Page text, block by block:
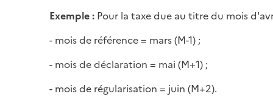
Exemple :Pour la taxe due au titre du mois
- mois de référence = mars (M-1) ;
- mois de déclaration = mai (M+1) ;
- mois de régularisation = juin (M+2).